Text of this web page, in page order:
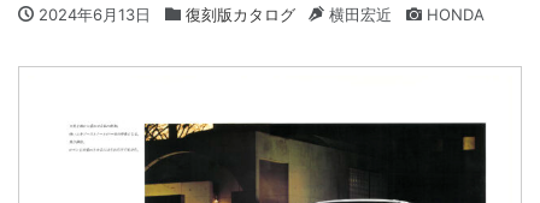
2024年6月13日 復刻版カタログ 横田宏近 HONDA